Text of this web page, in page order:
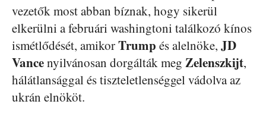
vezetők most abban bíznak, hogy sikerül
elkerülni a februári washingtoni találkozó kínos
ismétlődését, amikorTrump és alelnöke, JD
Vancenyilvánosan dorgálták meg Zelenszkijt,
hálátlansággal és tiszteletlenséggel vádolva az
ukrán elnököt.